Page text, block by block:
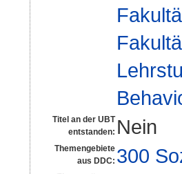
Titel an der UBT
entstanden: Nein
Themengebiete
aus DDC: 300